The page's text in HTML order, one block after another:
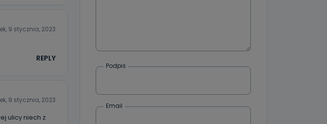
9 stycznia, 2023
REPLY
9 stycznia, 2023
ulicy niech z
Podpis
Email